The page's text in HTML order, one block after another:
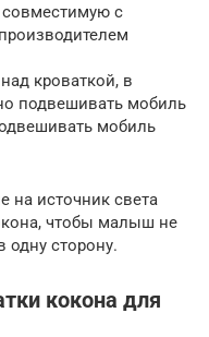
с
кроваткой, в
подвешивать мобиль
мобиль
на источник света
чтобы малыш не
одну сторону.
кокона для